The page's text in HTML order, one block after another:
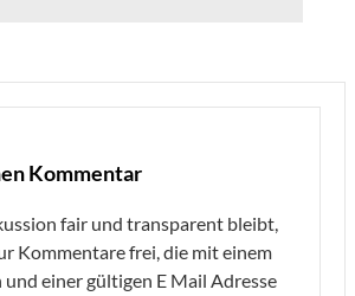
Kommentar
fair und transparent bleibt,
Kommentare frei, die mit einem
und einer gültigen E Mail Adresse